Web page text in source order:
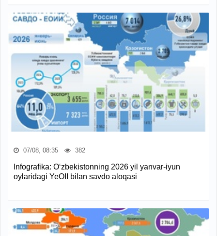
07/08, 08:35 382
Infografika: O‘zbekistonning 2026 yil yanvar-iyun
oylaridagi YeOII bilan savdo aloqasi